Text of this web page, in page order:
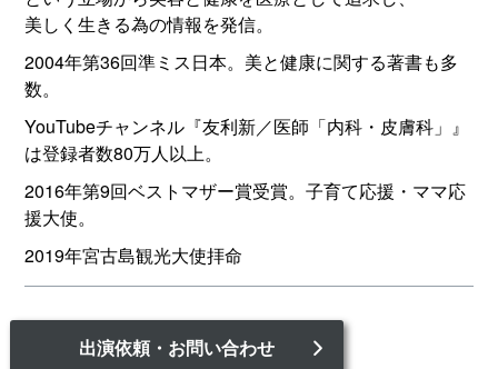
美しく生きる為の情報を発信。
2004年第36回準ミス日本。美と健康に関する著書も多
数。
YouTubeチャンネル『友利新／医師「内科・皮膚科」』
は登録者数80万人以上。
2016年第9回ベストマザー賞受賞。子育て応援・ママ応
援大使。
2019年宮古島観光大使拝命
出演依頼・お問い合わせ